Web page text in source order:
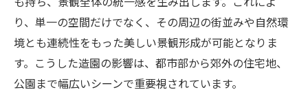
造園技術を使った景観の魅力的な演出法
自然と建物が調和する造園の魅力とは
造園で自然と建物を美しく調和させる方法
景観に溶け込む造園デザインの工夫を解説
り、単一の空間だけでなく、その周辺の街並みや自然環
境とも連続性をもった美しい景観形成が可能となりま
す。こうした造園の影響は、都市部から郊外の住宅地、
公園まで幅広いシーンで重要視されています。